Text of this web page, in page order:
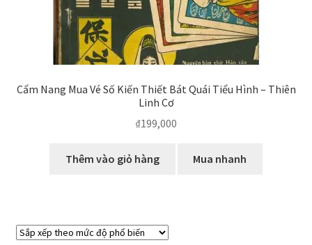
Cẩm Nang Mua Vé Số Kiến Thiết Bát Quái Tiểu Hình – Thiên
Linh Cơ
₫199,000
Thêm vào giỏ hàng Mua nhanh